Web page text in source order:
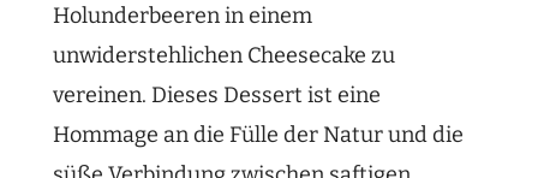
Holunderbeeren in einem
unwiderstehlichen Cheesecake zu
vereinen. Dieses Dessert ist eine
Hommage an die Fülle der Natur und die